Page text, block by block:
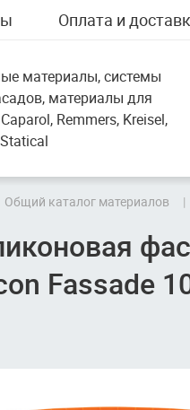
Оплата и
материалы, системы
материалы для
Remmers, Kreisel,
Общий каталог материалов
Fassade